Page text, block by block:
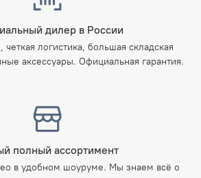
дилер в России
логистика, большая складская
аксессуары. Официальная гарантия.
полный ассортимент
в удобном шоуруме. Мы знаем всё о